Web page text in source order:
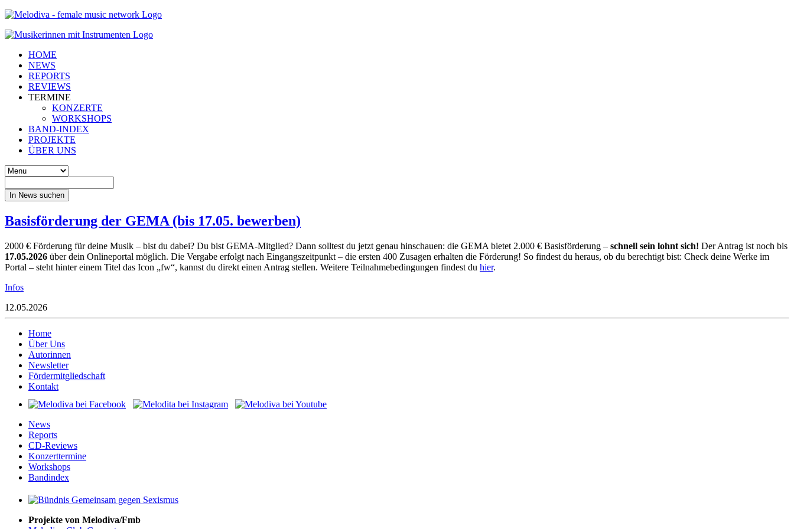
HOME
NEWS
REPORTS
REVIEWS
TERMINE
KONZERTE
WORKSHOPS
BAND-INDEX
PROJEKTE
ÜBER UNS
In News suchen
Basisförderung der GEMA (bis 17.05. bewerben)
2000 € Förderung für deine Musik – bist du dabei? Du bist GEMA-Mitglied? Dann solltest du jetzt genau hinschauen: die GEMA bietet 2.000 € Basisförderung – schnell sein lohnt sich! Der Antrag ist noch bis
17.05.2026 über dein Onlineportal möglich. Die Vergabe erfolgt nach Eingangszeitpunkt – die ersten 400 Zusagen erhalten die Förderung! So findest du heraus, ob du berechtigt bist: Check deine Werke im
Portal – steht hinter einem Titel das Icon „fw“, kannst du direkt einen Antrag stellen. Weitere Teilnahmebedingungen findest du hier.
Infos
12.05.2026
Home
Über Uns
Autorinnen
Newsletter
Fördermitgliedschaft
Kontakt
News
Reports
CD-Reviews
Konzerttermine
Workshops
Bandindex
Projekte von Melodiva/Fmb